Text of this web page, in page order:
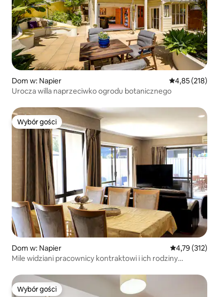
Dom w: Napier Średnia
4,85 (218)
Urocza willa naprzeciwko ogrodu botanicznego
Wybór gości
Wybór gości
Dom w: Napier Średnia
4,79 (312)
Mile widziani pracownicy kontraktowi i ich rodziny
Wybór gości
Wybór gości